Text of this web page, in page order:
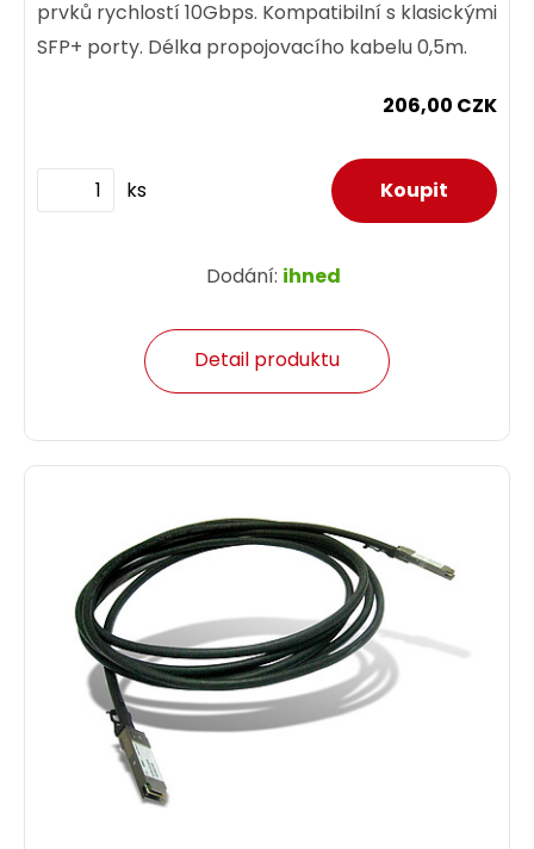
prvků rychlostí 10Gbps. Kompatibilní s klasickými
SFP+ porty. Délka propojovacího kabelu 0,5m.
206,00 CZK
ks
Dodání: ihned
Detail produktu